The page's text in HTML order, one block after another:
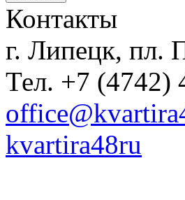
Контакты
г. Липецк, пл.
Тел. +7 (4742)
kvartira48ru